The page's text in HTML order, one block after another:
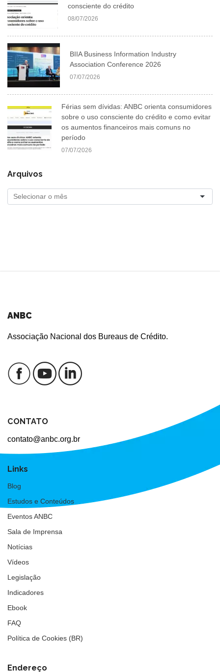
consciente do crédito
08/07/2026
BIIA Business Information Industry
Association Conference 2026
07/07/2026
Férias sem dívidas: ANBC orienta consumidores
sobre o uso consciente do crédito e como evitar
os aumentos financeiros mais comuns no
período
07/07/2026
Arquivos
ANBC
Associação Nacional dos Bureaus de Crédito.
CONTATO
contato@anbc.org.br
Links
Blog
Estudos e Conteúdos
Eventos ANBC
Sala de Imprensa
Notícias
Vídeos
Legislação
Indicadores
Ebook
FAQ
Política de Cookies (BR)
Endereço